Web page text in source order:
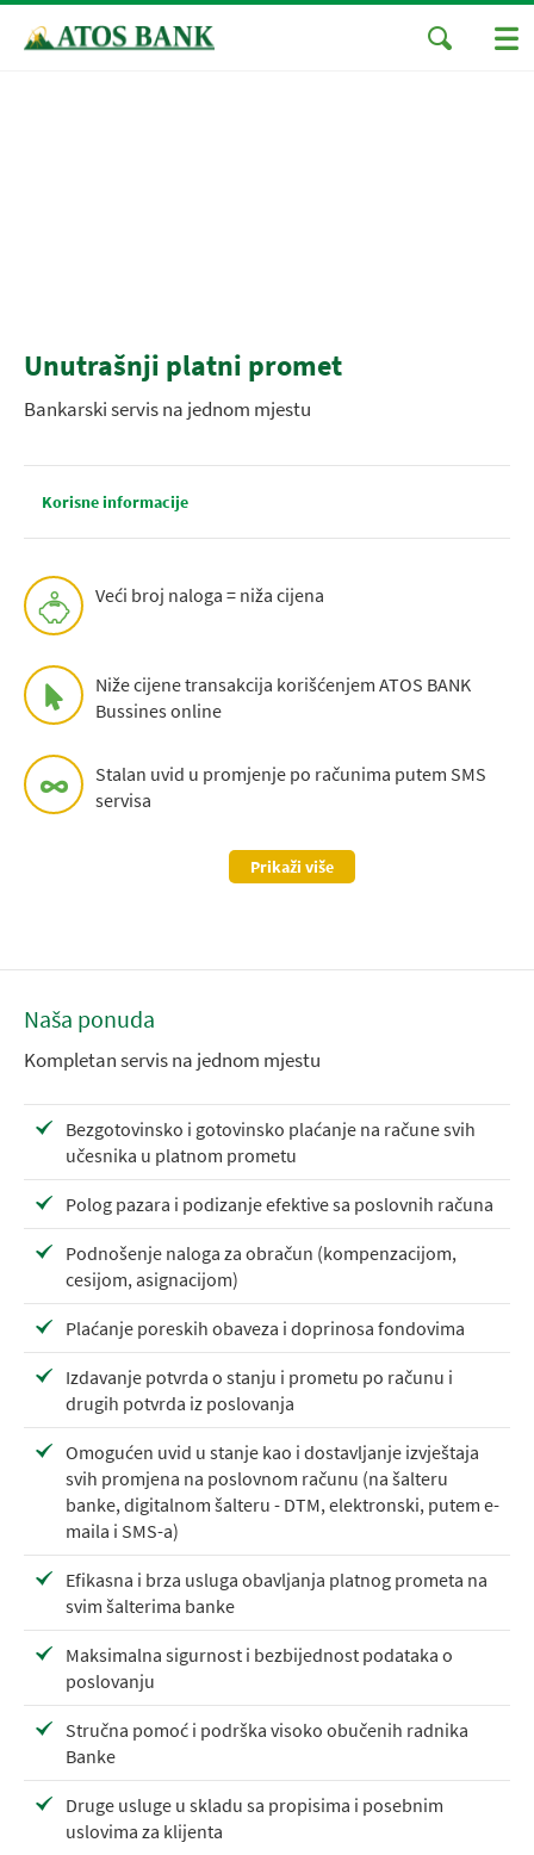
Unutrašnji platni promet
Bankarski servis na jednom mjestu
Korisne informacije
Veći broj naloga = niža cijena
Niže cijene transakcija korišćenjem ATOS BANK
Bussines online
Stalan uvid u promjenje po računima putem SMS
servisa
Prikaži više
Naša ponuda
Kompletan servis na jednom mjestu
Bezgotovinsko i gotovinsko plaćanje na račune svih
učesnika u platnom prometu
Polog pazara i podizanje efektive sa poslovnih računa
Podnošenje naloga za obračun (kompenzacijom,
cesijom, asignacijom)
Plaćanje poreskih obaveza i doprinosa fondovima
Izdavanje potvrda o stanju i prometu po računu i
drugih potvrda iz poslovanja
Omogućen uvid u stanje kao i dostavljanje izvještaja
svih promjena na poslovnom računu (na šalteru
banke, digitalnom šalteru - DTM, elektronski, putem e-
maila i SMS-a)
Efikasna i brza usluga obavljanja platnog prometa na
svim šalterima banke
Maksimalna sigurnost i bezbijednost podataka o
poslovanju
Stručna pomoć i podrška visoko obučenih radnika
Banke
Druge usluge u skladu sa propisima i posebnim
uslovima za klijenta